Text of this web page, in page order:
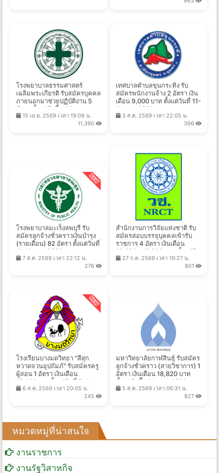
โรงพยาบาลธรรมศาสตร์
เฉลิมพระเกียรติ รับสมัครบุคคล
ภายนอกมาช่วยปฏิบัติงาน 5
อัตรา ตั้งแต่บัดนี้ - 30 ก.ย.
2569
15 เม.ย. 2569 เวลา 19:09 น.
11,390
เทศบาลตำบลขุนกระทิง รับ
สมัครพนักงานจ้าง 2 อัตรา เงิน
เดือน 9,000 บาท ตั้งแต่วันที่ 11-
21 ส.ค. 2569
3 ส.ค. 2569 เวลา 22:05 น.
396
โรงพยาบาลมะเร็งลพบุรี รับ
สมัครลูกจ้างชั่วคราวเงินบำรุง
(รายเดือน) 82 อัตรา ตั้งแต่วันที่
11-18 ส.ค. 2569
7 ส.ค. 2569 เวลา 22:12 น.
276
สำนักงานการวิจัยแห่งชาติ รับ
สมัครสอบบรรจุบุคคลเข้ารับ
ราชการ 4 อัตรา เงินเดือน
13,920 - 15,320 บาท ตั้งแต่วัน
ที่ 6 - 27 ส.ค. 2569
27 ก.ค. 2569 เวลา 19:27 น.
801
โรงเรียนบางมดวิทยา "สีสุก
หวาดจวนอุปถัมภ์" รับสมัครครู
ผู้สอน 1 อัตรา เงินเดือน
15,000บาท ตั้งแต่วันที่ 5-11
ส.ค. 2569
6 ส.ค. 2569 เวลา 20:05 น.
245
มหาวิทยาลัยกาฬสินธุ์ รับสมัคร
ลูกจ้างชั่วคราว (สายวิชาการ) 1
อัตรา เงินเดือน 18,820 บาท
ตั้งแต่บัดนี้ - 14 ส.ค. 2569
5 ส.ค. 2569 เวลา 06:31 น.
827
หมวดหมู่ที่น่าสนใจ
งานราชการ
งานรัฐวิสาหกิจ